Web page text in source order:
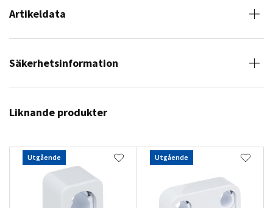
Artikeldata
Säkerhetsinformation
Liknande produkter
Utgående Utgående